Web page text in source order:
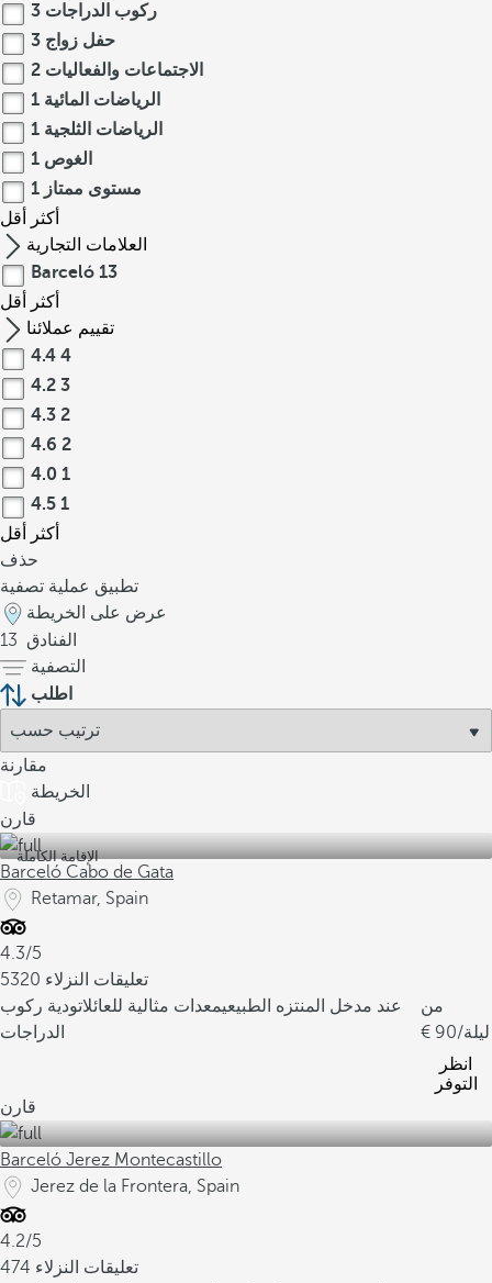
ركوب الدراجات 3
حفل زواج 3
الاجتماعات والفعاليات 2
الرياضات المائية 1
الرياضات الثلجية 1
الغوص 1
مستوى ممتاز 1
أكثر
أقل
العلامات التجارية
Barceló 13
أكثر
أقل
تقييم عملائنا
4.4 4
4.2 3
4.3 2
4.6 2
4.0 1
4.5 1
أكثر
أقل
حذف
تطبيق عملية تصفية
عرض على الخريطة
13 الفنادق
التصفية
اطلب
مقارنة
الخريطة
قارن
الإقامة الكاملة
Barceló Cabo de Gata
Retamar, Spain
4.3/5
5320 تعليقات النزلاء
عند مدخل المنتزه الطبيعيمعدات مثالية للعائلاتودية ركوب
الدراجات
من
90 /ليلة
انظر
التوفر
قارن
Barceló Jerez Montecastillo
Jerez de la Frontera, Spain
4.2/5
474 تعليقات النزلاء